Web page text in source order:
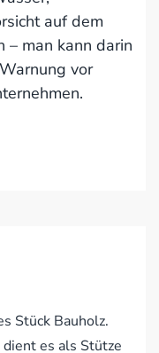
auf dem
– man kann darin
vor
Stück Bauholz.
es als Stütze